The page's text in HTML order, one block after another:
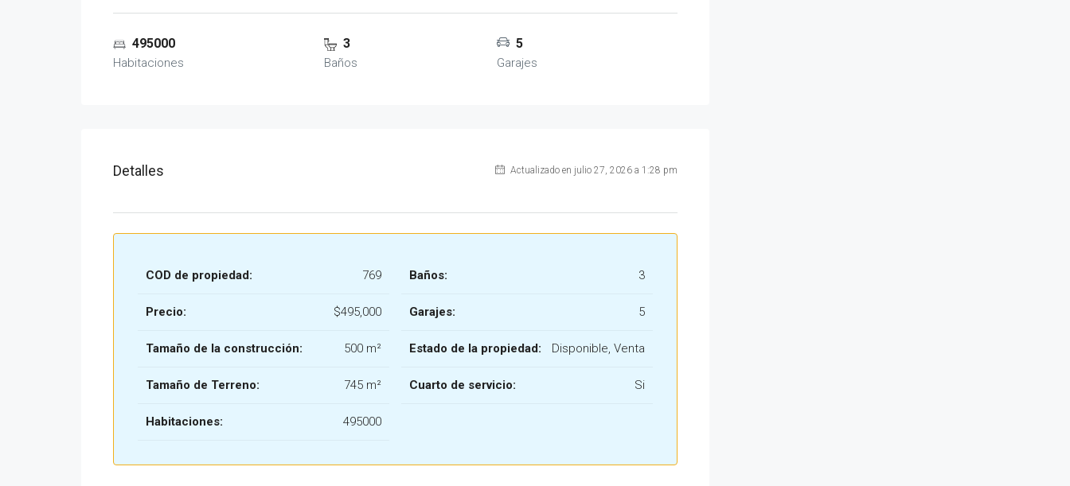
495000
Habitaciones
3
Baños
5
Garajes
Detalles Actualizado en julio 27, 2026 a 1:28 pm
COD de propiedad: 769
Precio: $495,000
Tamaño de la construcción: 500 m²
Tamaño de Terreno: 745 m²
Habitaciones: 495000
Baños: 3
Garajes: 5
Estado de la propiedad: Disponible, Venta
Cuarto de servicio: Si